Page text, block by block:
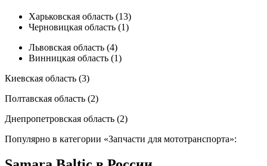
Харьковская область (13)
Черновицкая область (1)
Львовская область (4)
Винницкая область (1)
Киевская область (3)
Полтавская область (2)
Днепропетровская область (2)
Популярно в категории «Запчасти для мототранспорта»: